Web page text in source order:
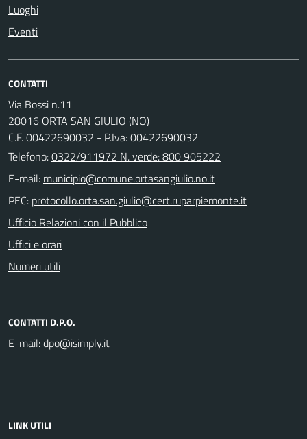
Luoghi
Eventi
CONTATTI
Via Bossi n.11
28016 ORTA SAN GIULIO (NO)
C.F. 00422690032 - P.Iva: 00422690032
Telefono:0322/911972 N. verde: 800 905222
E-mail:
PEC:
Ufficio Relazioni con il Pubblico
Uffici e orari
Numeri utili
CONTATTI D.P.O.
E-mail:
LINK UTILI